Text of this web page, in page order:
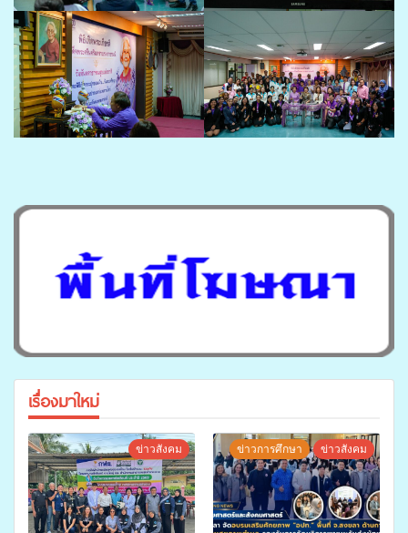
เรื่องมาใหม่
ข่าวสังคม ข่าวการศึกษา ข่าวสังคม